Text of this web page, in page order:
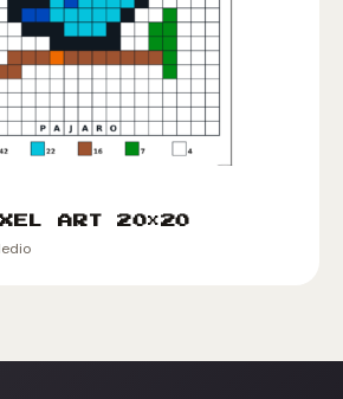
ART 20×20